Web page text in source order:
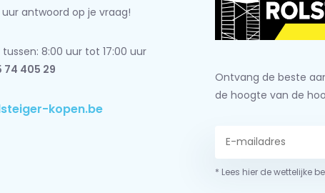
antwoord op je vraag!
8:00 uur tot 17:00 uur
74 405 29
kopen.be
Ontvang de beste
de hoogte van de
* Lees hier de wettelijke